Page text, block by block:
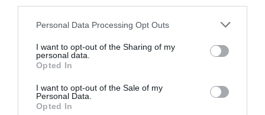
Personal Data Processing Opt Outs
I want to opt-out of the Sharing of my
personal data.
Opted In
I want to opt-out of the Sale of my
Personal Data.
Opted In
Agrandir le plan